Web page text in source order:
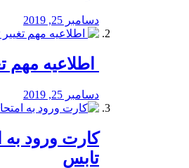
دسامبر 25, 2019
اطلاعیه مهم
دسامبر 25, 2019
کارت ورود به
تابس